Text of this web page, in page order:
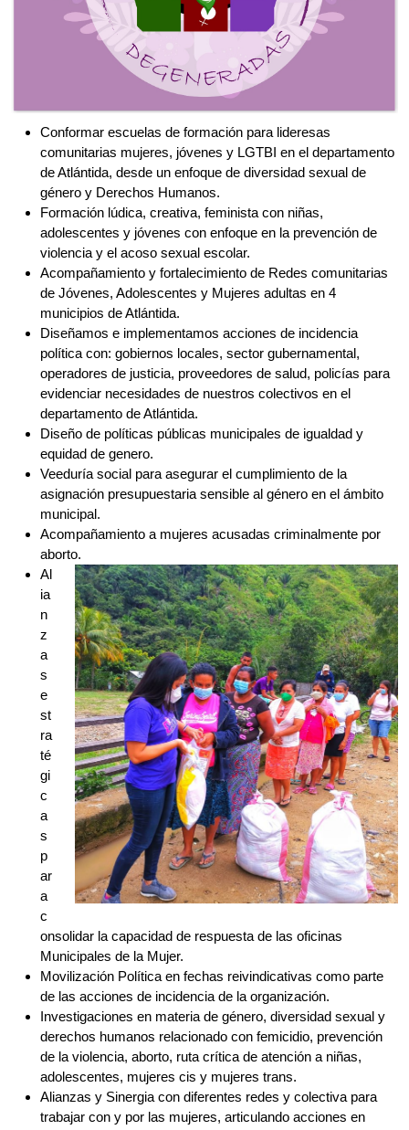
Conformar escuelas de formación para lideresas
comunitarias mujeres, jóvenes y LGTBI en el departamento
de Atlántida, desde un enfoque de diversidad sexual de
género y Derechos Humanos.
Formación lúdica, creativa, feminista con niñas,
adolescentes y jóvenes con enfoque en la prevención de
violencia y el acoso sexual escolar.
Acompañamiento y fortalecimiento de Redes comunitarias
de Jóvenes, Adolescentes y Mujeres adultas en 4
municipios de Atlántida.
Diseñamos e implementamos acciones de incidencia
política con: gobiernos locales, sector gubernamental,
operadores de justicia, proveedores de salud, policías para
evidenciar necesidades de nuestros colectivos en el
departamento de Atlántida.
Diseño de políticas públicas municipales de igualdad y
equidad de genero.
Veeduría social para asegurar el cumplimiento de la
asignación presupuestaria sensible al género en el ámbito
municipal.
Acompañamiento a mujeres acusadas criminalmente por
aborto.
Al
ia
n
z
a
s
e
st
ra
té
gi
c
a
s
p
ar
a
c
onsolidar la capacidad de respuesta de las oficinas
Municipales de la Mujer.
Movilización Política en fechas reivindicativas como parte
de las acciones de incidencia de la organización.
Investigaciones en materia de género, diversidad sexual y
derechos humanos relacionado con femicidio, prevención
de la violencia, aborto, ruta crítica de atención a niñas,
adolescentes, mujeres cis y mujeres trans.
Alianzas y Sinergia con diferentes redes y colectiva para
trabajar con y por las mujeres, articulando acciones en
común para las beneficiarias.
Brinda servicios de atención legal y psicológica gratuita a
niñas, adolescentes y Mujeres Cis y Trans Víctimas de
Violencia Basada en Genero (MVVBG)
Diseño de Aplicaciones Web informativas y de auxilio en
casos de violencia y peligro para las MVVBG.